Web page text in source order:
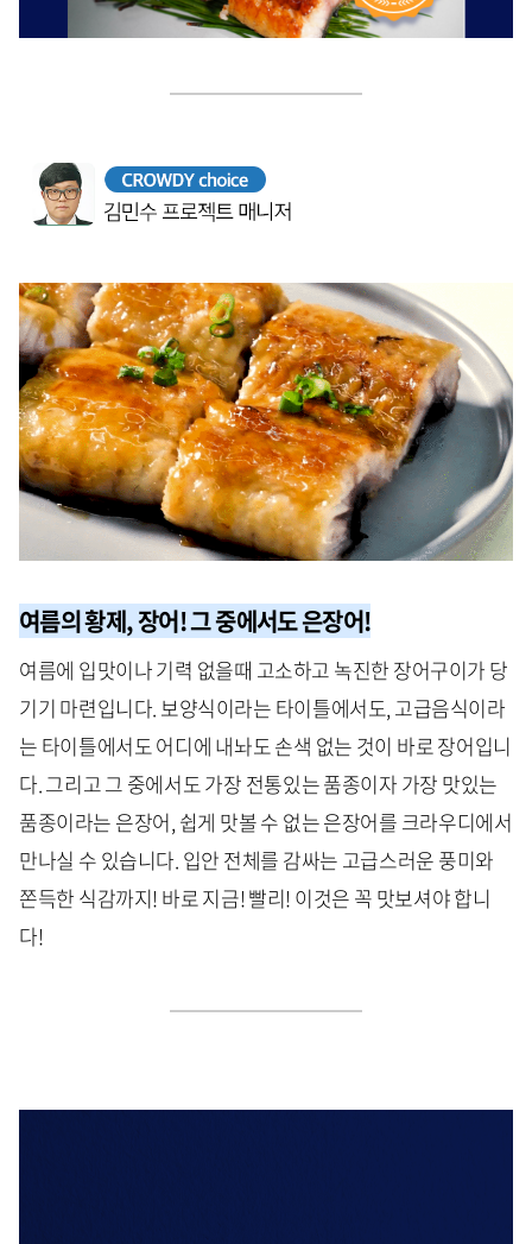
여름의 황제, 장어! 그 중에서도 은장어!
여름에 입맛이나 기력 없을때 고소하고 녹진한 장어구이가 당
기기 마련입니다. 보양식이라는 타이틀에서도, 고급음식이라
는 타이틀에서도 어디에 내놔도 손색 없는 것이 바로 장어입니
다. 그리고 그 중에서도 가장 전통있는 품종이자 가장 맛있는
품종이라는 은장어, 쉽게 맛볼 수 없는 은장어를 크라우디에서
만나실 수 있습니다. 입안 전체를 감싸는 고급스러운 풍미와
쫀득한 식감까지! 바로 지금! 빨리! 이것은 꼭 맛보셔야 합니
다!